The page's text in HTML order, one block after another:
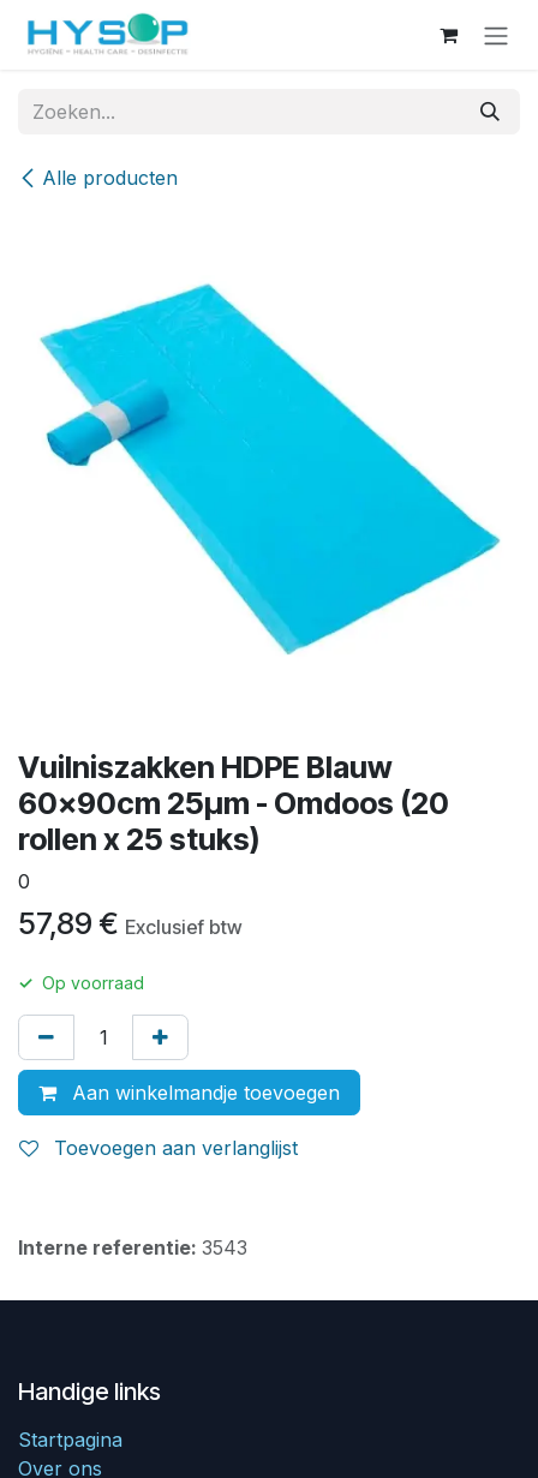
Overslaan naar inhoud
Alle producten
Vuilniszakken HDPE Blauw
60x90cm 25µm - Omdoos (20
rollen x 25 stuks)
0
57,89 € Exclusief btw
✓ Op voorraad
Aan winkelmandje toevoegen
Toevoegen aan verlanglijst
Interne referentie: 3543
Handige links
Startpagina
Over ons